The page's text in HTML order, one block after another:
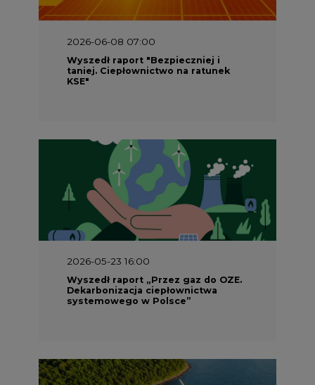
2026-06-08 07:00
Wyszedł raport "Bezpieczniej i
taniej. Ciepłownictwo na ratunek
KSE"
2026-05-23 16:00
Wyszedł raport „Przez gaz do OZE.
Dekarbonizacja ciepłownictwa
systemowego w Polsce”